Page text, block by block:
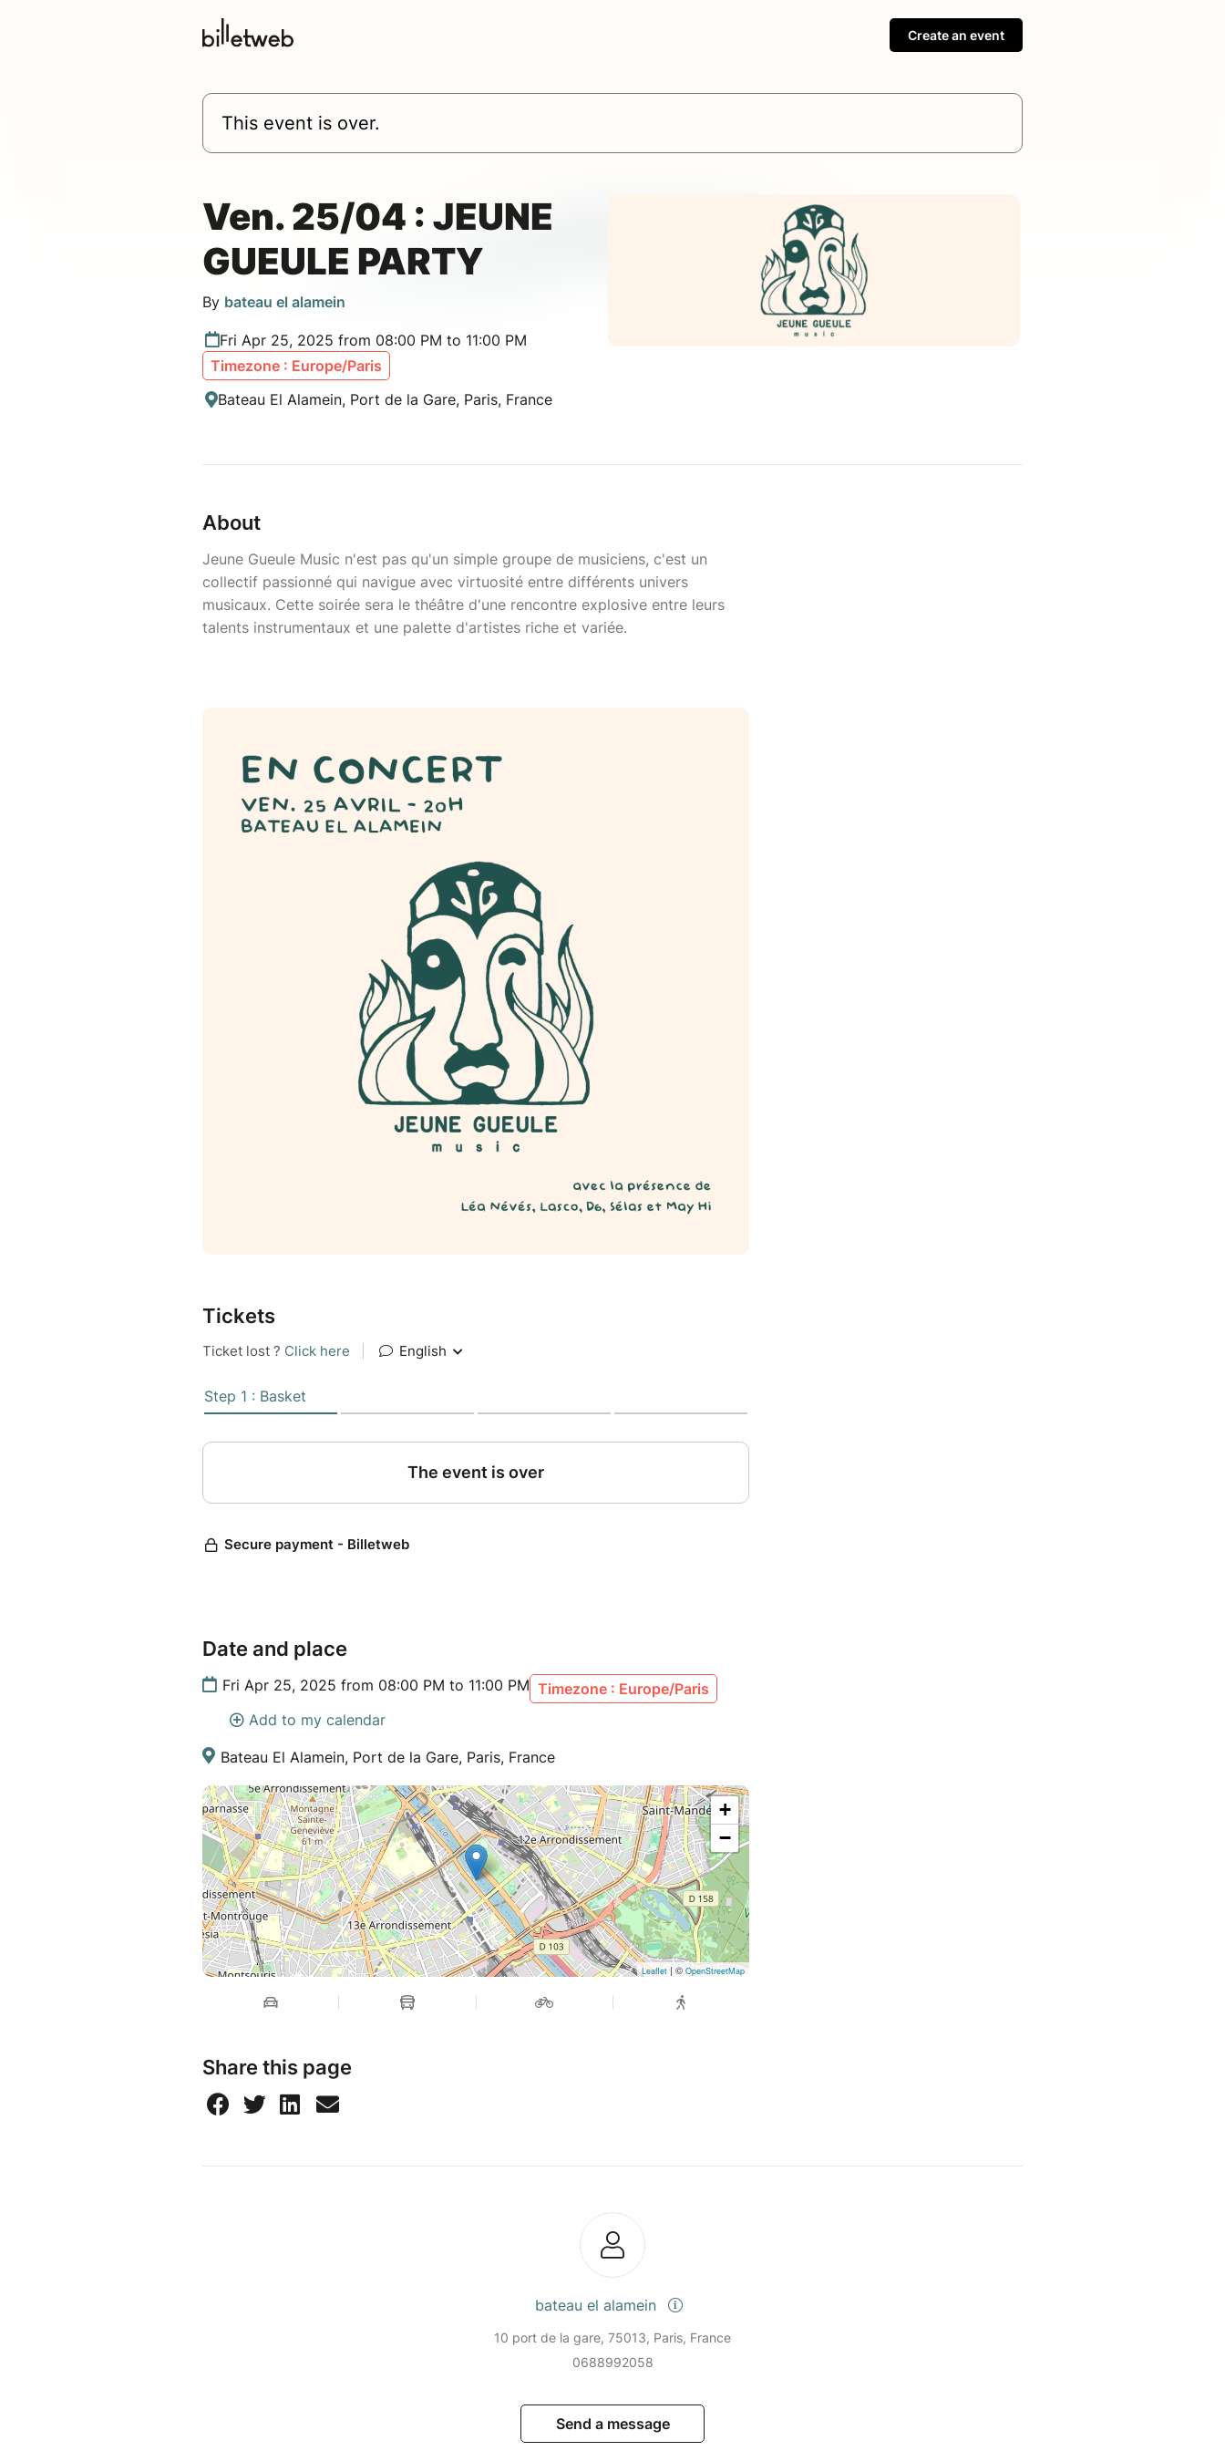
Create an event
This event is over.
Ven. 25/04 : JEUNE
GUEULE PARTY
By bateau el alamein
Fri Apr 25, 2025 from 08:00 PM to 11:00 PM
Timezone : Europe/Paris
Bateau El Alamein, Port de la Gare, Paris, France
About
Jeune Gueule Music n'est pas qu'un simple groupe de musiciens, c'est un
collectif passionné qui navigue avec virtuosité entre différents univers
musicaux. Cette soirée sera le théâtre d'une rencontre explosive entre leurs
talents instrumentaux et une palette d'artistes riche et variée.
Tickets
Date and place
Fri Apr 25, 2025 from 08:00 PM to 11:00 PM Timezone : Europe/Paris
Add to my calendar
Bateau El Alamein, Port de la Gare, Paris, France
+
−
Leaflet | ©OpenStreetMap
Share this page
bateau el alamein
10 port de la gare, 75013, Paris, France
0688992058
Send a message